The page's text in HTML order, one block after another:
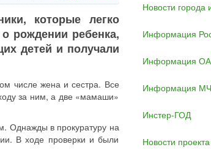
которые легко
рождении ребенка,
детей и получали
числе жена и сестра. Все
за ним, а две «мамаши»
Однажды в прокуратуру на
В ходе проверки и были
Новости города
Информация
Информация
Информация
Инстер-ГОД
Новости проекта